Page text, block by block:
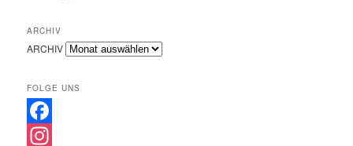
ARCHIV
ARCHIV
FOLGE UNS
Facebook